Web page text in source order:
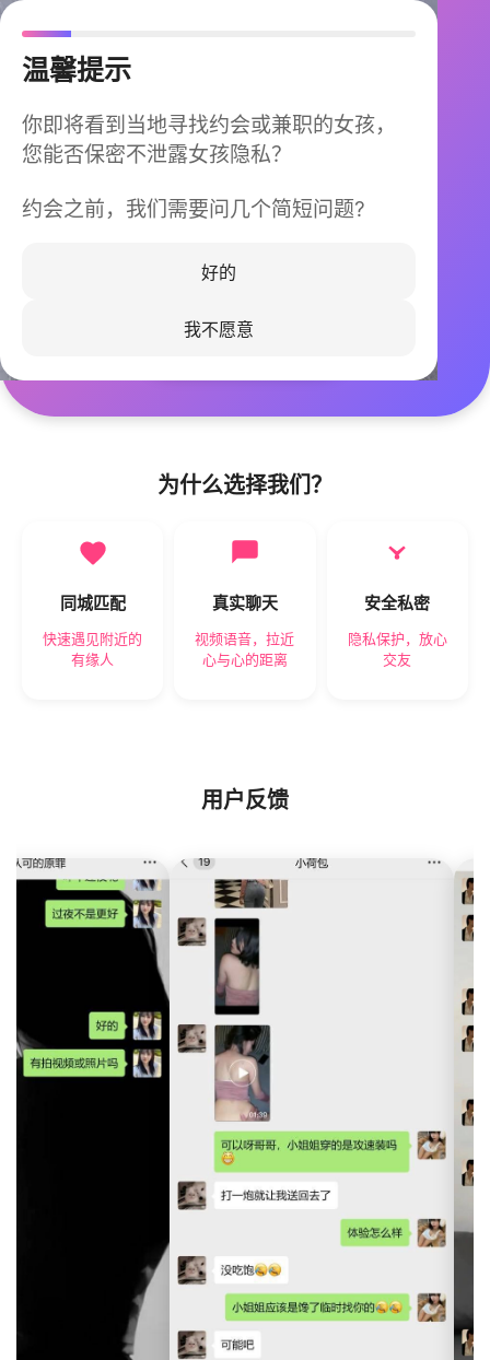
温馨提示
你即将看到当地寻找约会或兼职的女孩，
您能否保密不泄露女孩隐私？
约会之前，我们需要问几个简短问题?
好的
我不愿意
今晚不再孤单
同城快速匹配，马上认识身边的TA
立即下载
为什么选择我们？
同城匹配
快速遇见附近的
有缘人
真实聊天
视频语音，拉近
心与心的距离
安全私密
隐私保护，放心
交友
用户反馈